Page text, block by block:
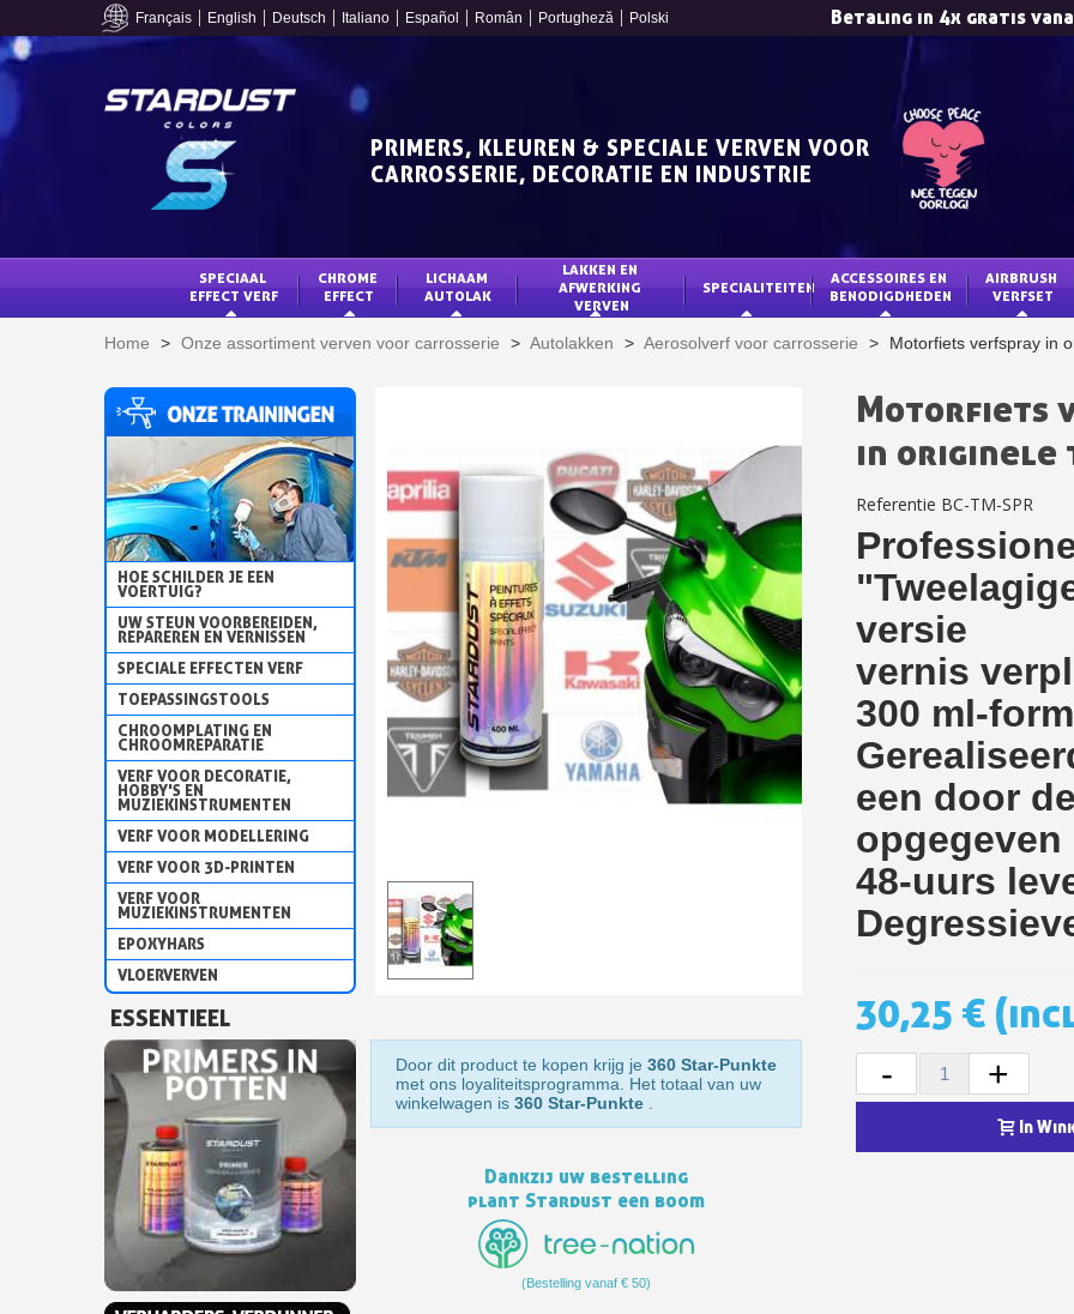
Français English Deutsch Italiano Español Român Portugheză Polski Betaling in 4x gratis
Schrijf je in voor
Levering binnen
Je online offerte
Deel je creaties en
Verzamel
Retourneer
5€ korting op
10€ shopping
Schrijf je in voor
Levering binnen
Betaling in 4x gratis
Je online offerte
Deel je creaties en
Verzamel
Retourneer
5€ korting op
10€ shopping
PRIMERS, KLEUREN & SPECIALE VERVEN VOOR
CARROSSERIE, DECORATIE EN INDUSTRIE
SPECIAAL
EFFECT VERF
CHROME
EFFECT
LICHAAM
AUTOLAK
LAKKEN EN
AFWERKING
VERVEN
SPECIALITEITEN
ACCESSOIRES EN
BENODIGDHEDEN
AIRBRUSH
VERFSET
Home > Onze assortiment verven voor carrosserie > Autolakken > Aerosolverf voor carrosserie > Motorfiets verfspray in
HOE SCHILDER JE EEN
VOERTUIG?
UW STEUN VOORBEREIDEN,
REPAREREN EN VERNISSEN
SPECIALE EFFECTEN VERF
TOEPASSINGSTOOLS
CHROOMPLATING EN
CHROOMREPARATIE
VERF VOOR DECORATIE,
HOBBY'S EN
MUZIEKINSTRUMENTEN
VERF VOOR MODELLERING
VERF VOOR 3D-PRINTEN
VERF VOOR
MUZIEKINSTRUMENTEN
EPOXYHARS
VLOERVERVEN
ESSENTIEEL
Door dit product te kopen krijg je 360 Star-Punkte
met ons loyaliteitsprogramma. Het totaal van uw
winkelwagen is 360 Star-Punkte
Dankzij uw bestelling
plant Stardust een boom
(Bestelling vanaf € 50)
Motorfiets
in
Referentie BC-TM-SPR
versie
vernis
300 ml-
een door
48-uurs
30,25 €
- +
In